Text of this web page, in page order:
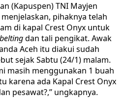
(Kapuspen) TNI Mayjen
pihaknya telah
di kapal Crest Onyx untuk
beltingdan tali pengikat. Awak
Aceh itu diakui sudah
sejak Sabtu (24/1) malam.
masih menggunakan 1 buah
karena ada Kapal Crest Onyx
pesawat?,’’ ungkapnya.